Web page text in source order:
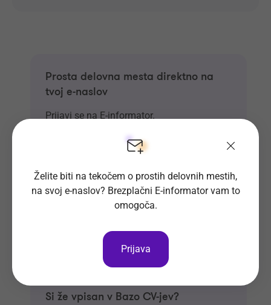
Prosta delovna mesta direktno na
tvoj e-naslov
Prijavi se na E-informator.
Si že vpisan v Bazo CV-jev?
Želite biti na tekočem o prostih delovnih mestih,
na svoj e-naslov? Brezplačni E-informator vam to
omogoča.
Prijava